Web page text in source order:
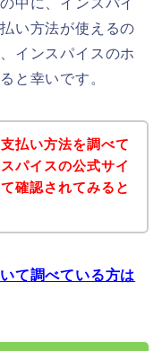
中に、インスパイ
い方法が使えるの
インスパイスのホ
と幸いです。
払い方法を調べて
パイスの公式サイ
確認されてみると
て調べている方は